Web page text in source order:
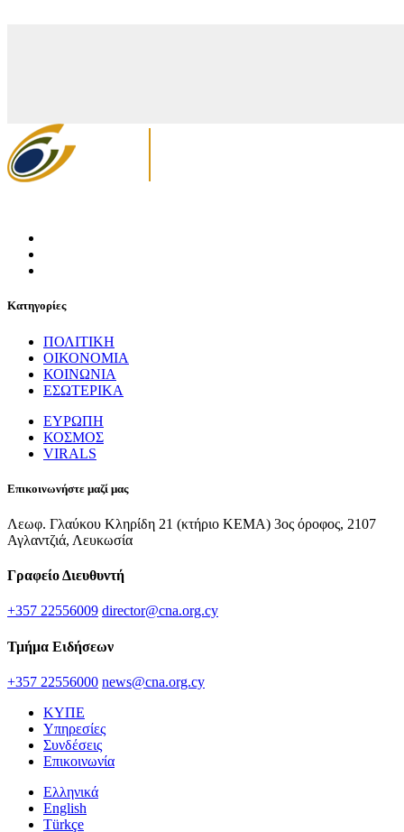
Κατηγορίες
ΠΟΛΙΤΙΚΗ
ΟΙΚΟΝΟΜΙΑ
ΚΟΙΝΩΝΙΑ
ΕΣΩΤΕΡΙΚΑ
ΕΥΡΩΠΗ
ΚΟΣΜΟΣ
VIRALS
Επικοινωνήστε μαζί μας
Λεωφ. Γλαύκου Κληρίδη 21 (κτήριο ΚΕΜΑ) 3ος όροφος, 2107
Αγλαντζιά, Λευκωσία
Γραφείο Διευθυντή
+357 22556009 director@cna.org.cy
Τμήμα Ειδήσεων
+357 22556000 news@cna.org.cy
ΚΥΠΕ
Υπηρεσίες
Συνδέσεις
Επικοινωνία
Ελληνικά
English
Türkçe